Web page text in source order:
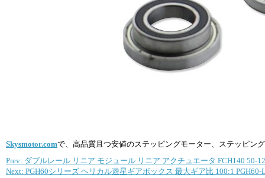
Skysmotor.comで、高品質且つ安値のステッピングモーター、ステッピン
Prev: ダブルレール リニア モジュール リニア アクチュエータ FCH140 50-
Next: PGH60シリーズ ヘリカル遊星ギアボックス 最大ギア比 100:1 PGH60-